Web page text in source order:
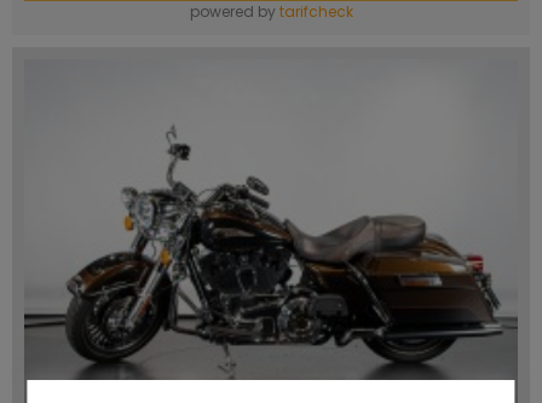
powered by tarifcheck